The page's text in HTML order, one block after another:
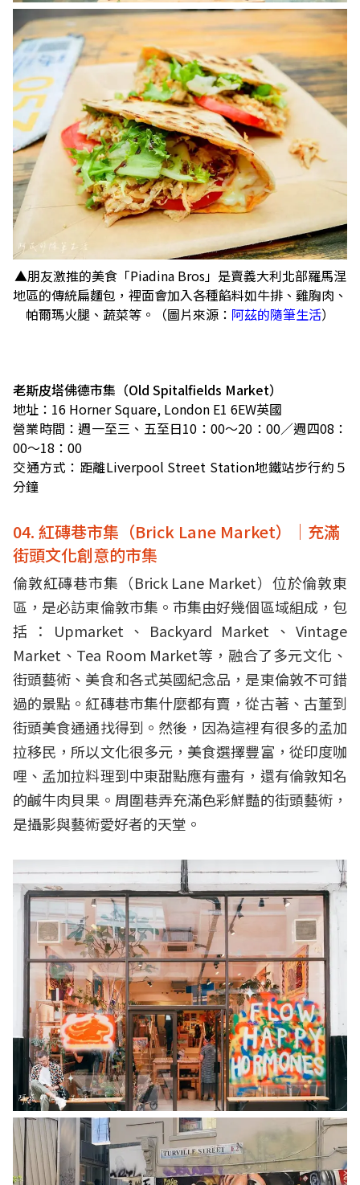
▲朋友激推的美食「Piadina Bros」是賣義大利北部羅馬涅
地區的傳統扁麵包，裡面會加入各種餡料如牛排、雞胸肉、
帕爾瑪火腿、蔬菜等。（圖片來源： 阿茲的隨筆生活）
老斯皮塔佛德市集（Old Spitalfields Market）
地址：16 Horner Square, London E1 6EW英國
營業時間：週一至三、五至日10：00～20：00／週四08：
00～18：00
交通方式：距離Liverpool Street Station地鐵站步行約５
分鐘
04. 紅磚巷市集（Brick Lane Market）｜充滿
街頭文化創意的市集
倫敦紅磚巷市集（Brick Lane Market）位於倫敦東
區，是必訪東倫敦市集。市集由好幾個區域組成，包
括：Upmarket、Backyard Market、Vintage
Market、Tea Room Market等，融合了多元文化、
街頭藝術、美食和各式英國紀念品，是東倫敦不可錯
過的景點。紅磚巷市集什麼都有賣，從古著、古董到
街頭美食通通找得到。然後，因為這裡有很多的孟加
拉移民，所以文化很多元，美食選擇豐富，從印度咖
哩、孟加拉料理到中東甜點應有盡有，還有倫敦知名
的鹹牛肉貝果。周圍巷弄充滿色彩鮮豔的街頭藝術，
是攝影與藝術愛好者的天堂。